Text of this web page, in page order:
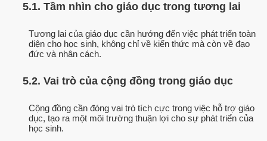
5.1. Tầm nhìn cho giáo dục trong tương lai
Tương lai của giáo dục cần hướng đến việc phát triển toàn
diện cho học sinh, không chỉ về kiến thức mà còn về đạo
đức và nhân cách.
5.2. Vai trò của cộng đồng trong giáo dục
Cộng đồng cần đóng vai trò tích cực trong việc hỗ trợ giáo
dục, tạo ra một môi trường thuận lợi cho sự phát triển của
học sinh.